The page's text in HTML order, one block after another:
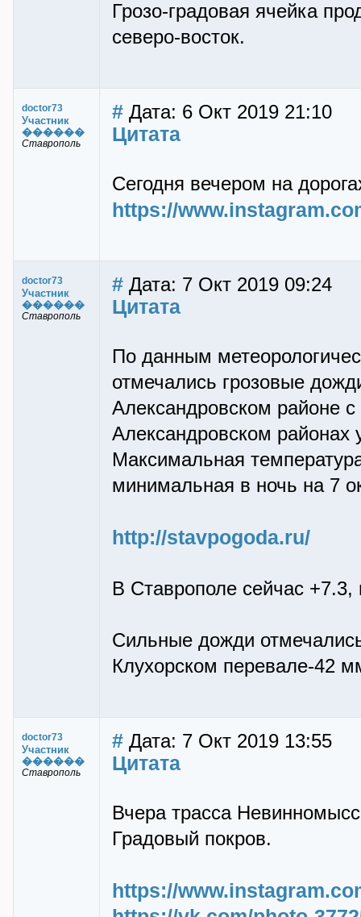
Грозо-градовая ячейка
северо-восток.
doctor73
Участник
������
Ставрополь
# Дата: 6 Окт 2019 21:10
Цитата
Сегодня вечером на
https://
doctor73
Участник
������
Ставрополь
# Дата: 7 Окт 2019 09:24
Цитата
По данным
отмечались грозовые
Александровском районе
Александровском районах
Максимальная
минимальная в ночь на 7
http://stavpogoda.ru/
В Ставрополе сейчас
Сильные дожди
Клухорском перевале-42
doctor73
Участник
������
Ставрополь
# Дата: 7 Окт 2019 13:55
Цитата
Вчера трасса
Градовый покров.
https://